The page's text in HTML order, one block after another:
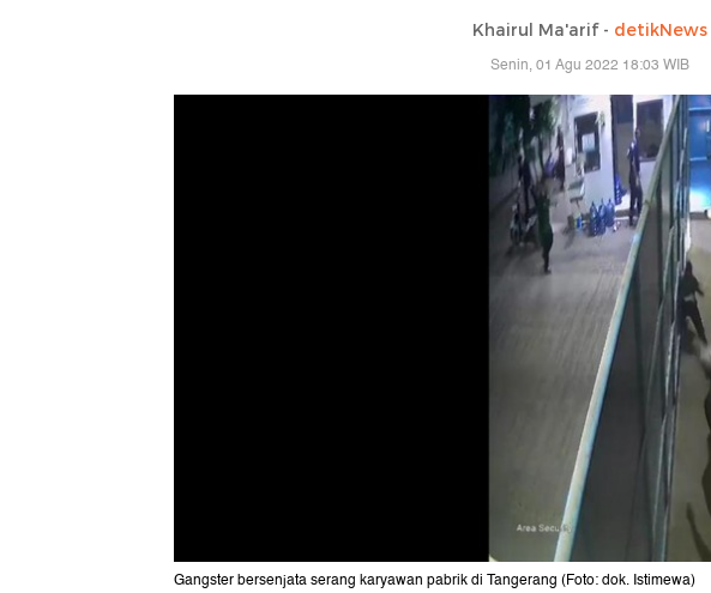
Khairul Ma'arif - detikNews
Senin, 01 Agu 2022 18:03 WIB
Gangster bersenjata serang karyawan pabrik di Tangerang (Foto: dok. Istimewa)